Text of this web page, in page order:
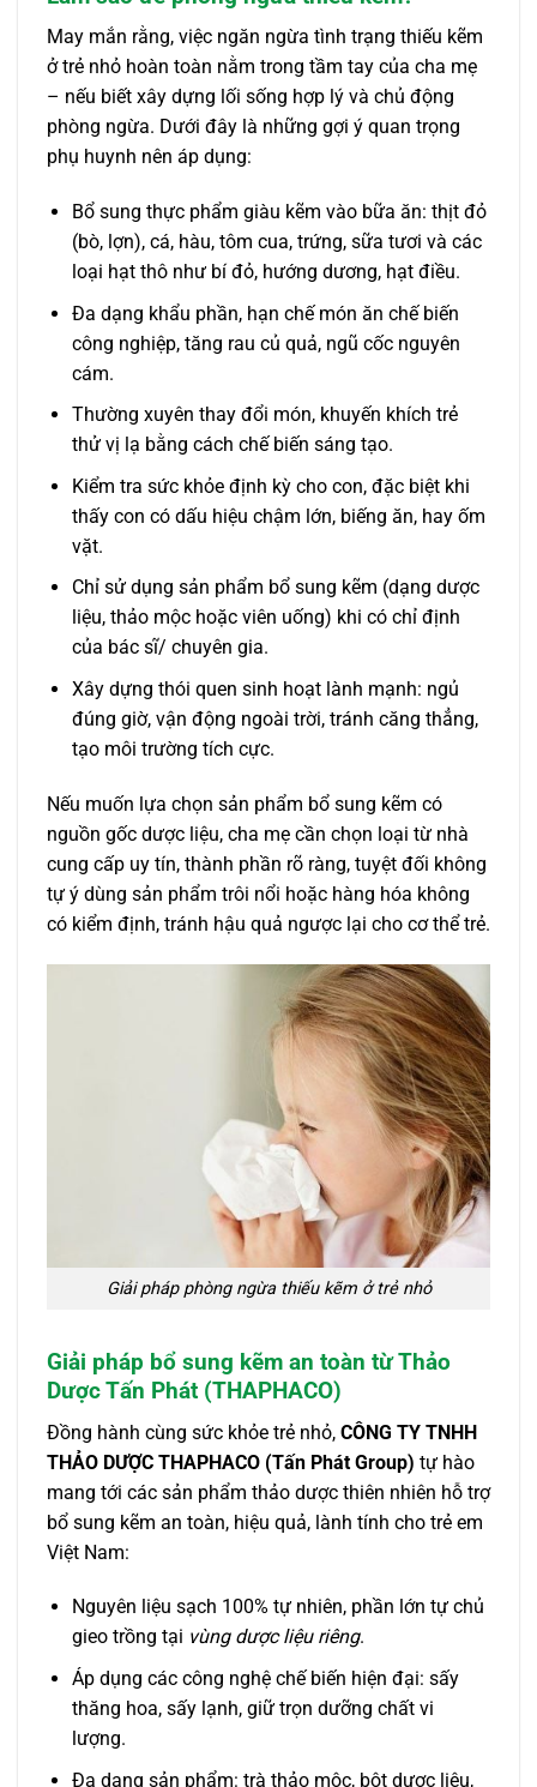
May mắn rằng, việc ngăn ngừa tình trạng thiếu kẽm
ở trẻ nhỏ hoàn toàn nằm trong tầm tay của cha mẹ
– nếu biết xây dựng lối sống hợp lý và chủ động
phòng ngừa. Dưới đây là những gợi ý quan trọng
phụ huynh nên áp dụng:
Bổ sung thực phẩm giàu kẽm vào bữa ăn: thịt đỏ
(bò, lợn), cá, hàu, tôm cua, trứng, sữa tươi và các
loại hạt thô như bí đỏ, hướng dương, hạt điều.
Đa dạng khẩu phần, hạn chế món ăn chế biến
công nghiệp, tăng rau củ quả, ngũ cốc nguyên
cám.
Thường xuyên thay đổi món, khuyến khích trẻ
thử vị lạ bằng cách chế biến sáng tạo.
Kiểm tra sức khỏe định kỳ cho con, đặc biệt khi
thấy con có dấu hiệu chậm lớn, biếng ăn, hay ốm
vặt.
Chỉ sử dụng sản phẩm bổ sung kẽm (dạng dược
liệu, thảo mộc hoặc viên uống) khi có chỉ định
của bác sĩ/ chuyên gia.
Xây dựng thói quen sinh hoạt lành mạnh: ngủ
đúng giờ, vận động ngoài trời, tránh căng thẳng,
tạo môi trường tích cực.
Nếu muốn lựa chọn sản phẩm bổ sung kẽm có
nguồn gốc dược liệu, cha mẹ cần chọn loại từ nhà
cung cấp uy tín, thành phần rõ ràng, tuyệt đối không
tự ý dùng sản phẩm trôi nổi hoặc hàng hóa không
có kiểm định, tránh hậu quả ngược lại cho cơ thể trẻ.
Giải pháp phòng ngừa thiếu kẽm ở trẻ nhỏ
Giải pháp bổ sung kẽm an toàn từ Thảo
Dược Tấn Phát (THAPHACO)
Đồng hành cùng sức khỏe trẻ nhỏ, CÔNG TY TNHH
THẢO DƯỢC THAPHACO (Tấn Phát Group) tự hào
mang tới các sản phẩm thảo dược thiên nhiên hỗ trợ
bổ sung kẽm an toàn, hiệu quả, lành tính cho trẻ em
Việt Nam:
Nguyên liệu sạch 100% tự nhiên, phần lớn tự chủ
gieo trồng tại vùng dược liệu riêng.
Áp dụng các công nghệ chế biến hiện đại: sấy
thăng hoa, sấy lạnh, giữ trọn dưỡng chất vi
lượng.
Đa dạng sản phẩm: trà thảo mộc, bột dược liệu,